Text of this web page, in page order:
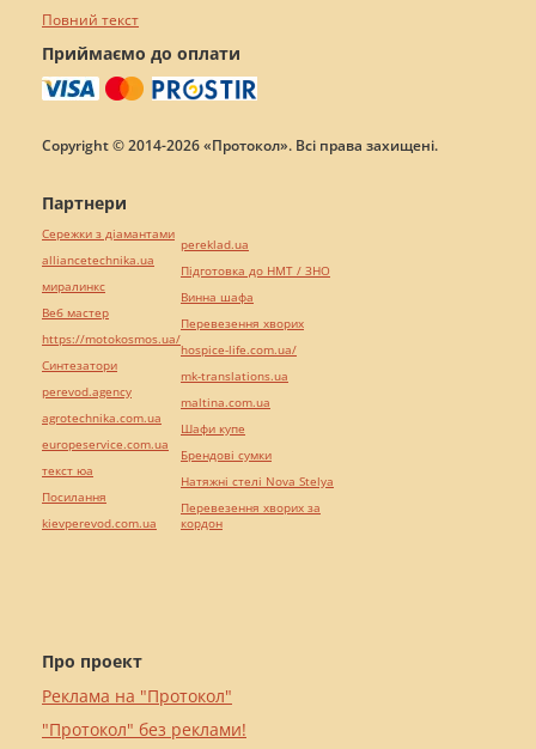
Повний текст
Приймаємо до оплати
Copyright © 2014-2026 «Протокол». Всі права захищені.
Про проект
Реклама на "Протокол"
"Протокол" без реклами!
Партнери
Сережки з діамантами
alliancetechnika.ua
миралинкс
Веб мастер
https://motokosmos.ua/
Синтезатори
perevod.agency
agrotechnika.com.ua
europeservice.com.ua
текст юа
Посилання
kievperevod.com.ua
pereklad.ua
Підготовка до НМТ / ЗНО
Винна шафа
Перевезення хворих
hospice-life.com.ua/
mk-translations.ua
maltina.com.ua
Шафи купе
Брендові сумки
Натяжні стелі Nova Stelya
Перевезення хворих за
кордон